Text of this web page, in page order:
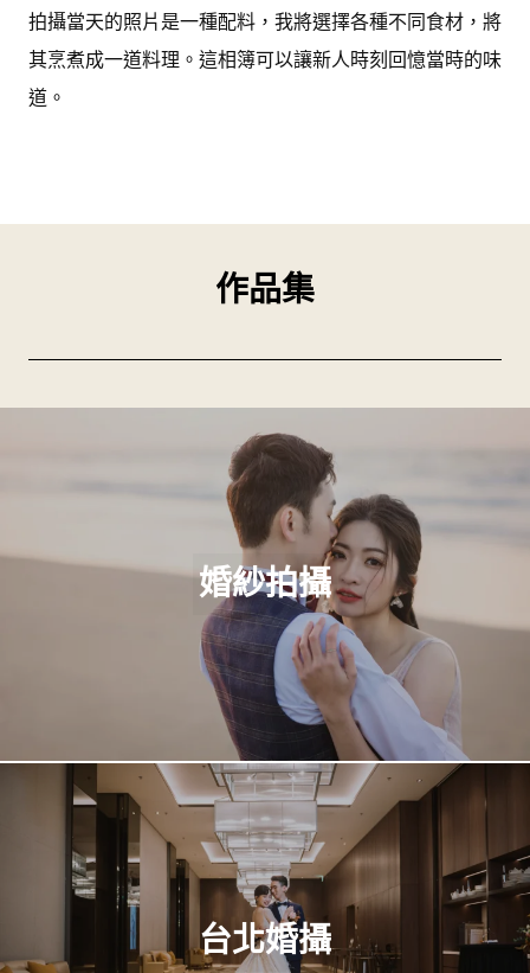
拍攝當天的照片是一種配料，我將選擇各種不同食材，將
其烹煮成一道料理。這相簿可以讓新人時刻回憶當時的味
道。
作品集
婚紗拍攝
台北婚攝